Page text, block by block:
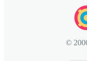
©